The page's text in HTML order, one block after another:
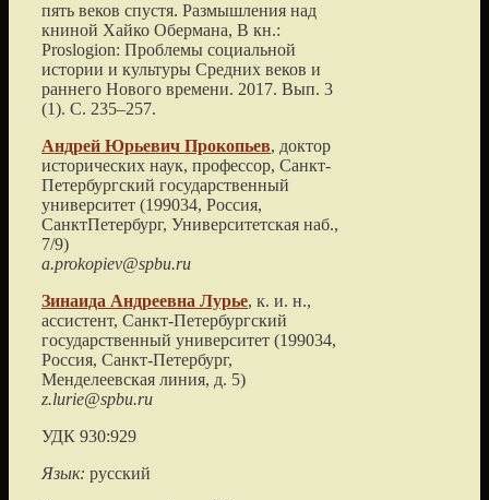
пять веков спустя. Размышления над
книной Хайко Обермана, В кн.:
Proslogion: Проблемы социальной
истории и культуры Средних веков и
раннего Нового времени. 2017. Вып. 3
(1). С. 235–257.
Андрей Юрьевич Прокопьев, доктор
исторических наук, профессор, Санкт-
Петербургский государственный
университет (199034, Россия,
СанктПетербург, Университетская наб.,
7/9)
а.prokopiev@spbu.ru
Зинаида Андреевна Лурье, к. и. н.,
ассистент, Санкт-Петербургский
государственный университет (199034,
Россия, Санкт-Петербург,
Менделеевская линия, д. 5)
z.lurie@spbu.ru
УДК 930:929
Язык: русский